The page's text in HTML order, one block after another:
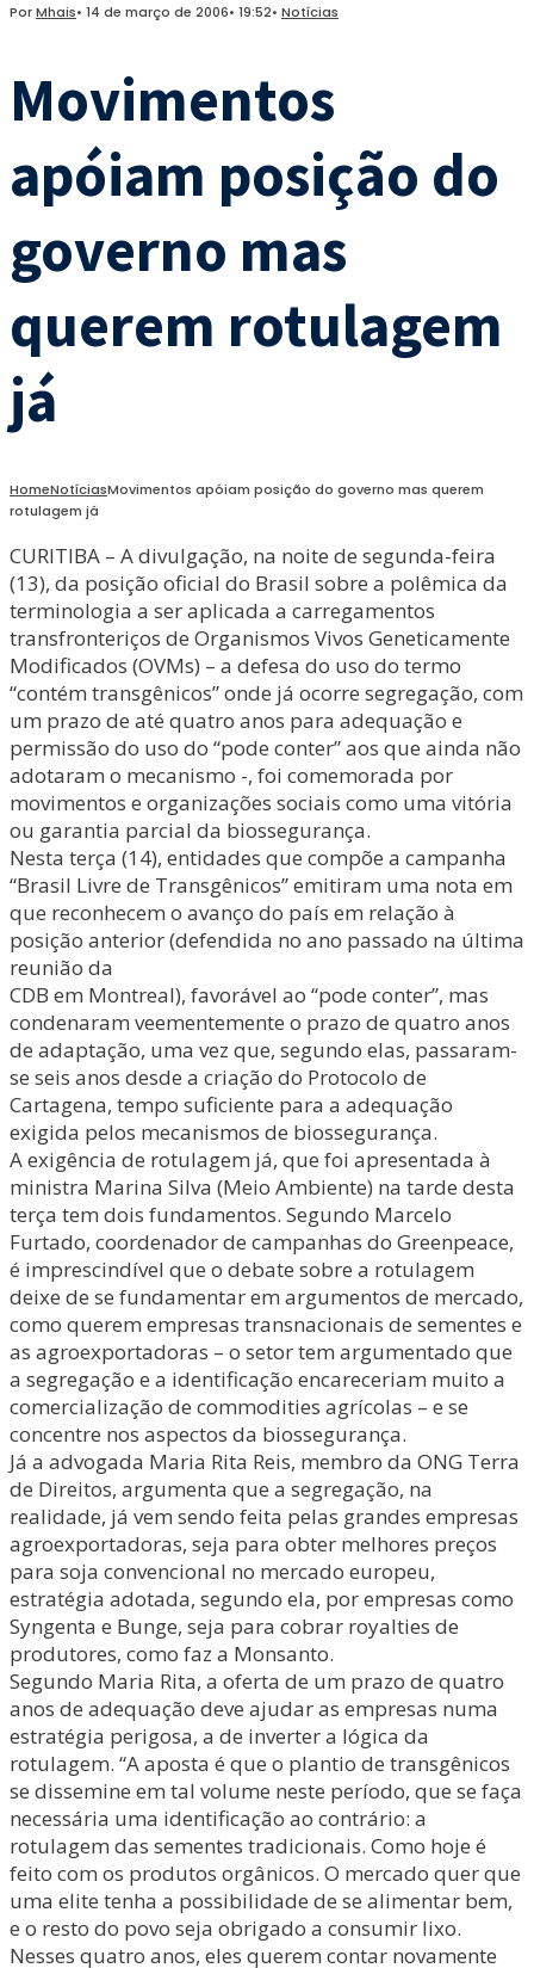
PorMhais• 14 de março de 2006• 19:52• Notícias
Movimentos
apóiam posição do
governo mas
querem rotulagem
já
HomeNotíciasMovimentos apóiam posição do governo mas querem
rotulagem já
CURITIBA – A divulgação, na noite de segunda-feira
(13), da posição oficial do Brasil sobre a polêmica da
terminologia a ser aplicada a carregamentos
transfronteriços de Organismos Vivos Geneticamente
Modificados (OVMs) – a defesa do uso do termo
“contém transgênicos” onde já ocorre segregação, com
um prazo de até quatro anos para adequação e
permissão do uso do “pode conter” aos que ainda não
adotaram o mecanismo -, foi comemorada por
movimentos e organizações sociais como uma vitória
ou garantia parcial da biossegurança.
Nesta terça (14), entidades que compõe a campanha
“Brasil Livre de Transgênicos” emitiram uma nota em
que reconhecem o avanço do país em relação à
posição anterior (defendida no ano passado na última
reunião da
CDB em Montreal), favorável ao “pode conter”, mas
condenaram veementemente o prazo de quatro anos
de adaptação, uma vez que, segundo elas, passaram-
se seis anos desde a criação do Protocolo de
Cartagena, tempo suficiente para a adequação
exigida pelos mecanismos de biossegurança.
A exigência de rotulagem já, que foi apresentada à
ministra Marina Silva (Meio Ambiente) na tarde desta
terça tem dois fundamentos. Segundo Marcelo
Furtado, coordenador de campanhas do Greenpeace,
é imprescindível que o debate sobre a rotulagem
deixe de se fundamentar em argumentos de mercado,
como querem empresas transnacionais de sementes e
as agroexportadoras – o setor tem argumentado que
a segregação e a identificação encareceriam muito a
comercialização de commodities agrícolas – e se
concentre nos aspectos da biossegurança.
Já a advogada Maria Rita Reis, membro da ONG Terra
de Direitos, argumenta que a segregação, na
realidade, já vem sendo feita pelas grandes empresas
agroexportadoras, seja para obter melhores preços
para soja convencional no mercado europeu,
estratégia adotada, segundo ela, por empresas como
Syngenta e Bunge, seja para cobrar royalties de
produtores, como faz a Monsanto.
Segundo Maria Rita, a oferta de um prazo de quatro
anos de adequação deve ajudar as empresas numa
estratégia perigosa, a de inverter a lógica da
rotulagem. “A aposta é que o plantio de transgênicos
se dissemine em tal volume neste período, que se faça
necessária uma identificação ao contrário: a
rotulagem das sementes tradicionais. Como hoje é
feito com os produtos orgânicos. O mercado quer que
uma elite tenha a possibilidade de se alimentar bem,
e o resto do povo seja obrigado a consumir lixo.
Nesses quatro anos, eles querem contar novamente